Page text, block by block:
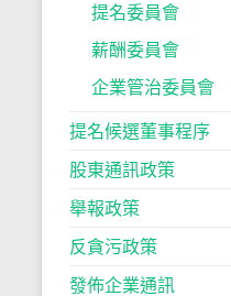
提名委員會
薪酬委員會
企業管治委員會
提名候選董事程序
股東通訊政策
舉報政策
反貪污政策
發佈企業通訊